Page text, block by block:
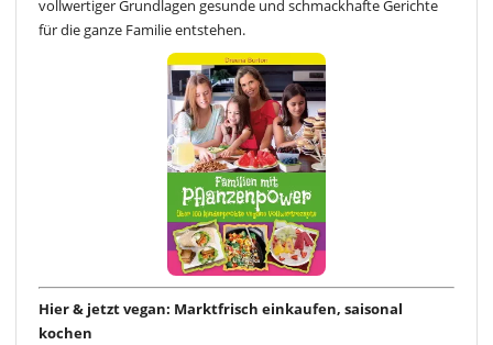
vollwertiger Grundlagen gesunde und schmackhafte Gerichte
für die ganze Familie entstehen.
Hier & jetzt vegan: Marktfrisch einkaufen, saisonal
kochen